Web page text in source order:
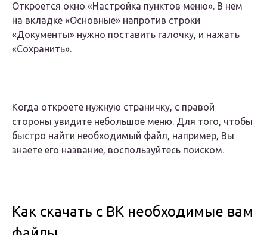
Откроется окно «Настройка пунктов меню». В нем
на вкладке «Основные» напротив строки
«Документы» нужно поставить галочку, и нажать
«Сохранить».
Когда откроете нужную страничку, с правой
стороны увидите небольшое меню. Для того, чтобы
быстро найти необходимый файл, например, Вы
знаете его название, воспользуйтесь поиском.
Как скачать с ВК необходимые вам